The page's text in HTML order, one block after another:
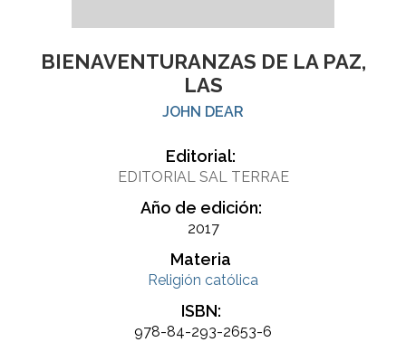
BIENAVENTURANZAS DE LA PAZ,
LAS
JOHN DEAR
Editorial:
EDITORIAL SAL TERRAE
Año de edición:
2017
Materia
Religión católica
ISBN:
978-84-293-2653-6